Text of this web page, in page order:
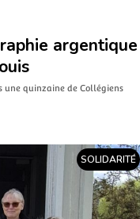
argentique
une quinzaine de Collégiens
SOLIDARITÉ